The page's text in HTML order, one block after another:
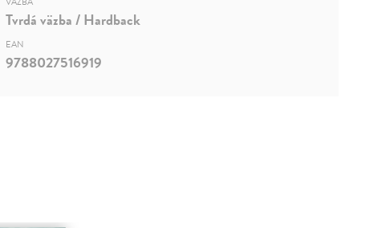
Tvrdá väzba / Hardback
EAN
9788027516919